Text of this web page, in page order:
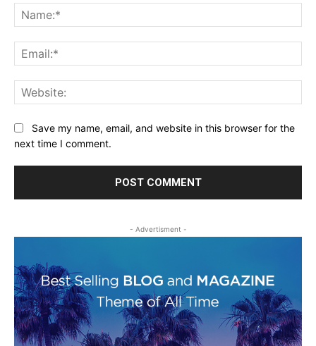
Save my name, email, and website in this browser for the
next time I comment.
- Advertisment -